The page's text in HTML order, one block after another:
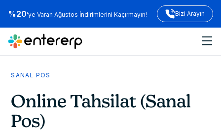
%20'ye Varan Ağustos İndirimlerini Kaçırmayın! Bizi Arayın
SANAL POS
Online Tahsilat (Sanal
Pos)